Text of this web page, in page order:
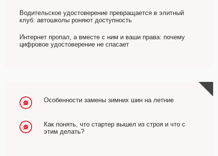
Водительское удостоверение превращается в элитный
клуб: автошколы роняют доступность
Интернет пропал, а вместе с ним и ваши права: почему
цифровое удостоверение не спасает
Особенности замены зимних шин на летние
Как понять, что стартер вышел из строя и что с
этим делать?